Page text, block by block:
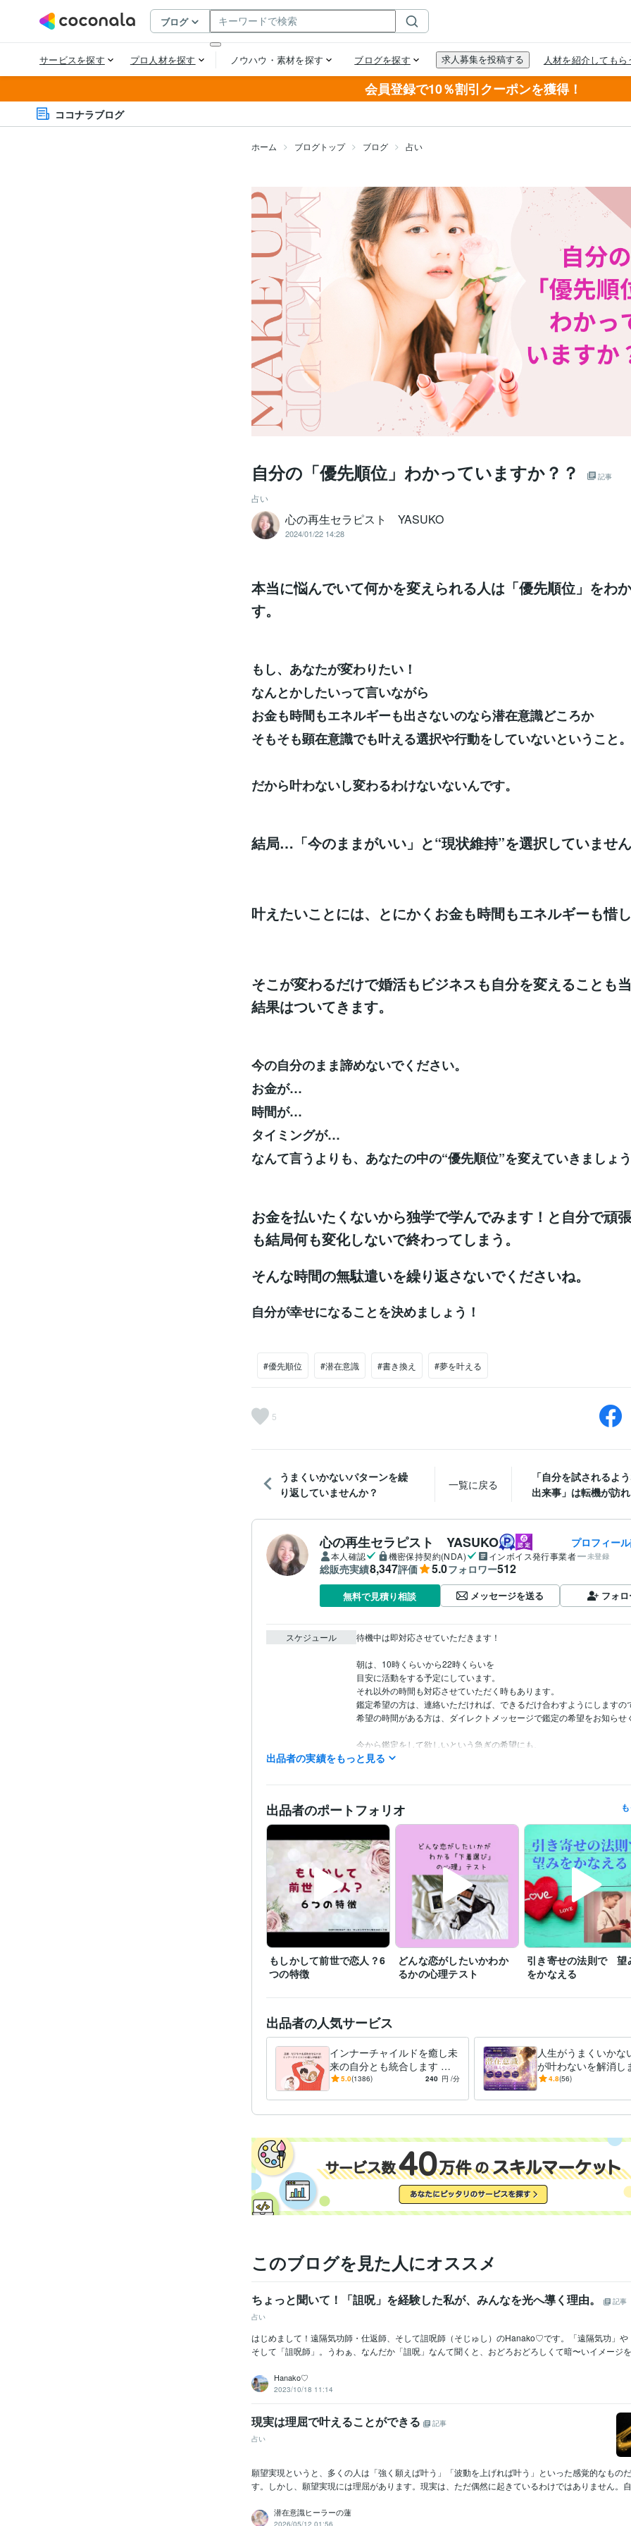
会員登録で10％割引クーポンを獲得！
ココナラブログ
ホーム ブログトップ ブログ 占い
自分の「優先順位」わかっていますか？？ 記事
占い
心の再生セラピスト YASUKO
2024/01/22 14:28
本当に悩んでいて何かを変えられる人は「優先順位」をわ
す。
もし、あなたが変わりたい！
なんとかしたいって言いながら
お金も時間もエネルギーも出さないのなら潜在意識どころか
そもそも顕在意識でも叶える選択や行動をしていないということ。
だから叶わないし変わるわけないないんです。
結局…「今のままがいい」と“現状維持”を選択していませ
叶えたいことには、とにかくお金も時間もエネルギーも惜
そこが変わるだけで婚活もビジネスも自分を変えることも
結果はついてきます。
今の自分のまま諦めないでください。
お金が…
時間が…
タイミングが…
なんて言うよりも、あなたの中の“優先順位”を変えていきましょう
お金を払いたくないから独学で学んでみます！と自分で頑
も結局何も変化しないで終わってしまう。
そんな時間の無駄遣いを繰り返さないでくださいね。
自分が幸せになることを決めましょう！
#優先順位 #潜在意識 #書き換え #夢を叶える
5
うまくいかないパターンを繰
り返していませんか？
一覧に戻る
「自分を試されるよ
出来事」は転機が訪
心の再生セラピスト YASUKO プロフィー
本人確認 機密保持契約(NDA) インボイス発行事業者 未登録
総販売実績8,347評価 5.0フォロワー512
無料で見積り相談 メッセージを送る フォ
スケジュール 待機中は即対応させていただきます！
朝は、10時くらいから22時くらいを
目安に活動をする予定にしています。
それ以外の時間も対応させていただく時もあります。
鑑定希望の方は、連絡いただければ、できるだけ合わすようにしますの
希望の時間がある方は、ダイレクトメッセージで鑑定の希望をお知らせ
今から鑑定をして欲しいという急ぎの希望にも、
できるだけ対応させていただきたいと思っていますので、
すぐに鑑定をと言われても◯時とか〇時半にしか
設定できないことがあります。
すぐに対応して欲しい時には、
待機をしますので、そちらを購入してください。
「すぐに鑑定して欲しい」、「なるべく早く聞いて欲しい。」
その気持ちは、すごくわかりますので、
待機をしていない時などは遠慮なく
ダイレクトメッセージをくださいね。
※外出中や予約対応がない限りは、
できるだけご希望に沿いたいと思っています。
なお、鑑定中は、お返事ができない
よろしくお願いいたします。
経験職種 エンジニア / 情報システム・社内SE 経験年数 : 4年
マーケティング / 商品企画・開発 経験年数 : 2年
管理 / 総務 経験年数 : 2年
事務・ビジネスサポート / 事務（一般事務） 経験年数 : 10年
人事 / 労務・給与 経験年数 : 3年
職歴 花蓮 2009年7月 ~ 現在
1987年3月 ~ 1991年8月
●●会社 1991年10月 ~ 1993年2月
●●医院 2000年11月 ~ 2004年11月
2005年7月 ~ 2006年6月
●●会社 2006年12月 ~ 2013年7月
●●小学校
株式会社クラウドワークス 2018年1月 ~ 2020年1月
資格・検定 日商簿記検定2級 取得年 : 2007年
マイクロソフト オフィス スペシャリスト（MOS） 取得年 : 2007年
ティブツール
Google ドキュメント:5年PowerPoint:3年Word:3年 STORES:1年
カラーミーショップ:15年 freee:6年勘定奉行:1年 ChatGPT:1年 Canva:3
得意分野
思考と現実の関係・脳の仕組み・考え方
恋愛 仕事 子育て 人間関係
出品者の実績をもっと見る
出品者のポートフォリオ
もしかして前世で恋人？6
つの特徴
どんな恋がしたいかわか
るかの心理テスト
引き寄せの法則で 望
をかなえる
出品者の人気サービス
インナーチャイルドを癒し未
来の自分とも統合します 両
親へのネガティブな感情が
5.0(1386) 240 円 /分
人生がうまくいかな
が叶わないを解消し
実を変えるために努
4.8(56)
このブログを見た人にオススメ
ちょっと聞いて！「詛呪」を経験した私が、みんなを光へ導く理由。
記事
占い
はじめまして！遠隔気功師・仕返師、そして詛呪師（そじゅし）のHanako♡です。​「遠隔気功」
そして「詛呪師」。うわぁ、なんだか「詛呪」なんて聞くと、おどろおどろしくて暗〜いイメージ
Hanako♡
2023/10/18 11:14
現実は理屈で叶えることができる
記事
占い
願望実現というと、多くの人は「強く願えば叶う」「波動を上げれば叶う」といった感覚的なもの
す。しかし、願望実現には理屈があります。現実は、ただ偶然に起きているわけではありません。
潜在意識ヒーラーの蓮
2026/05/12 01:56